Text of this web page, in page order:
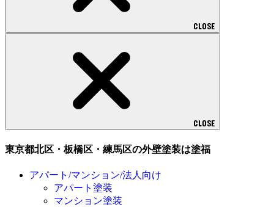
CLOSE
CLOSE
東京都北区・板橋区・練馬区の外壁塗装は塗福
アパート/マンション/法人向け
アパート塗装
マンション塗装